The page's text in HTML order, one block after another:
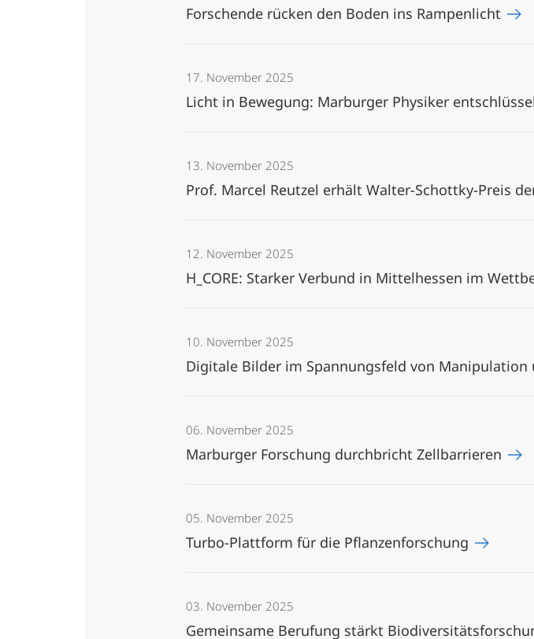
Forschende rücken den Boden ins Rampenlicht
17. November 2025
Licht in Bewegung: Marburger Physiker
13. November 2025
Prof. Marcel Reutzel erhält Walter-Schottky-Preis
12. November 2025
H_CORE: Starker Verbund in Mittelhessen im
10. November 2025
Digitale Bilder im Spannungsfeld von Manipulation
06. November 2025
Marburger Forschung durchbricht Zellbarrieren
05. November 2025
Turbo-Plattform für die Pflanzenforschung
03. November 2025
Gemeinsame Berufung stärkt